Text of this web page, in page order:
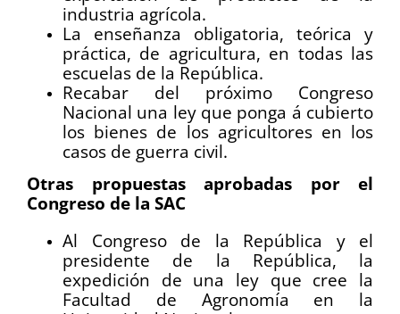
industria agrícola.
La enseñanza obligatoria, teórica y
práctica, de agricultura, en todas las
escuelas de la República.
Recabar del próximo Congreso
Nacional una ley que ponga á cubierto
los bienes de los agricultores en los
casos de guerra civil.
Otras propuestas aprobadas por el
Congreso de la SAC
Al Congreso de la República y el
presidente de la República, la
expedición de una ley que cree la
Facultad de Agronomía en la